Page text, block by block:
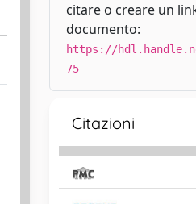
citare o creare un
documento:
https://
75
Citazioni